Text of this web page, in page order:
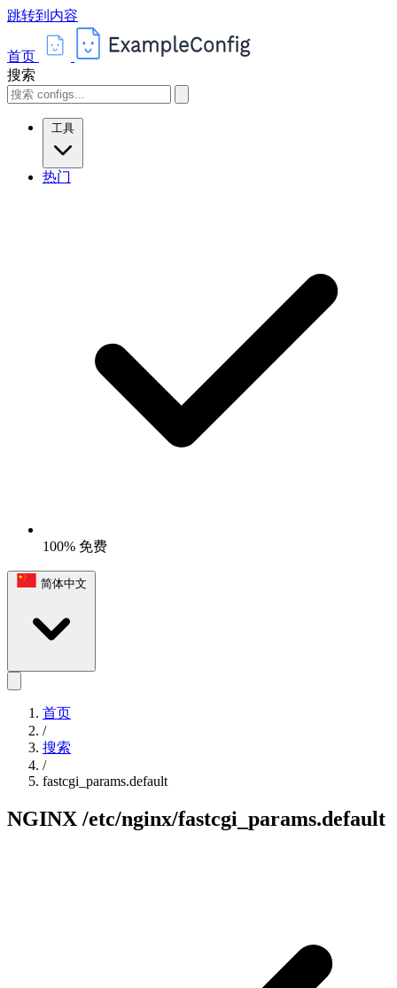
跳转到内容
首页
搜索
工具
热门
100% 免费
简体中文
首页
/
搜索
/
fastcgi_params.default
NGINX /etc/nginx/fastcgi_params.default